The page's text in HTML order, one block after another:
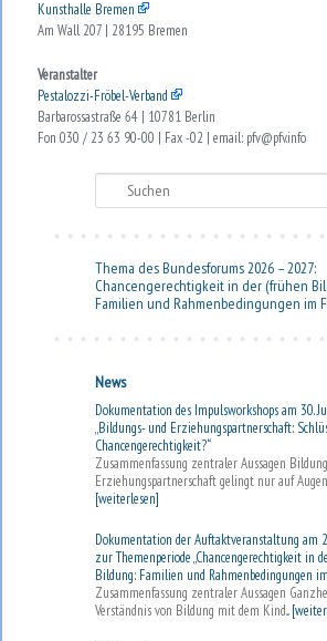
Kunsthalle Bremen
Am Wall 207 | 28195 Bremen
Veranstalter
Pestalozzi-Fröbel-Verband
Barbarossastraße 64 | 10781 Berlin
Fon 030 / 23 63 90-00 | Fax -02 | email: pfv@pfv.info
Suchen
Thema des Bundesforums 2026 – 2027:
Chancengerechtigkeit in der (frühen
Familien und Rahmenbedingungen im
News
Dokumentation des Impulsworkshops am 30.
„Bildungs- und Erziehungspartnerschaft:
Chancengerechtigkeit?“
Zusammenfassung zentraler Aussagen
Erziehungspartnerschaft gelingt nur auf
[weiterlesen]
Dokumentation der Auftaktveranstaltung am
zur Themenperiode „Chancengerechtigkeit in
Bildung: Familien und Rahmenbedingungen
Zusammenfassung zentraler Aussagen
Verständnis von Bildung mit dem Kind...